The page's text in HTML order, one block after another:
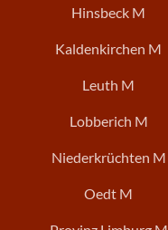
Hinsbeck M
Kaldenkirchen M
Leuth M
Lobberich M
Niederkrüchten M
Oedt M